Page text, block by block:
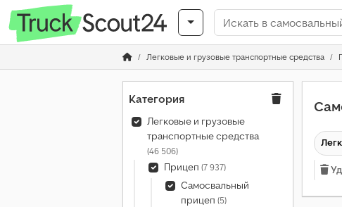
Легковые и грузовые транспортные средства
Категория
Легковые и грузовые
транспортные средства
(46 506)
Прицеп (7 937)
Самосвальный
прицеп (5)